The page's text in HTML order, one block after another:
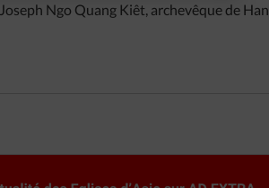
Ngo Quang Kiêt, archevêque de